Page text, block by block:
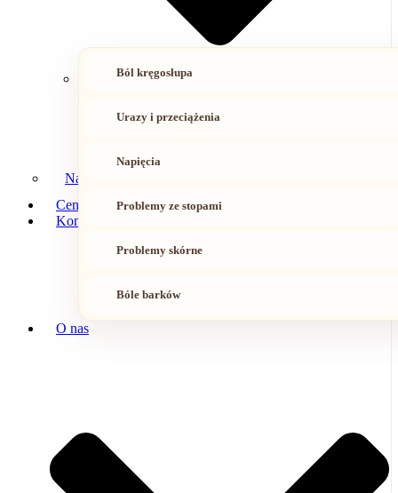
Nasz zespół
Cennik
Kontakt
Ból kręgosłupa
Urazy i przeciążenia
Napięcia
Problemy ze stopami
Problemy skórne
Bóle barków
O nas